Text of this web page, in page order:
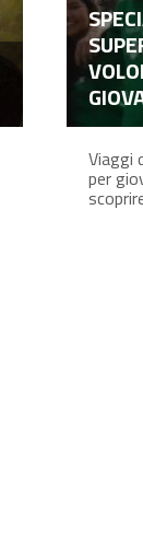
Viaggi
per